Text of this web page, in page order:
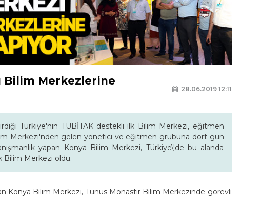
Bilim Merkezlerine
28.06.2019 12:11
Türkiye'nin TÜBİTAK destekli ilk Bilim Merkezi, eğitmen
Merkezi'nden gelen yönetici ve eğitmen grubuna dört gün
yapan Konya Bilim Merkezi, Türkiye\'de bu alanda
Bilim Merkezi oldu.
Konya Bilim Merkezi, Tunus Monastir Bilim Merkezinde görevli